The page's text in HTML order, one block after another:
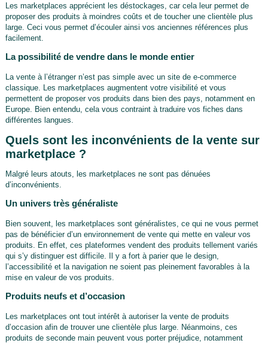
Les marketplaces apprécient les déstockages, car cela leur permet de
proposer des produits à moindres coûts et de toucher une clientèle plus
large. Ceci vous permet d’écouler ainsi vos anciennes références plus
facilement.
La possibilité de vendre dans le monde entier
La vente à l’étranger n’est pas simple avec un site de e-commerce
classique. Les marketplaces augmentent votre visibilité et vous
permettent de proposer vos produits dans bien des pays, notamment en
Europe. Bien entendu, cela vous contraint à traduire vos fiches dans
différentes langues.
Quels sont les inconvénients de la vente sur
marketplace ?
Malgré leurs atouts, les marketplaces ne sont pas dénuées
d’inconvénients.
Un univers très généraliste
Bien souvent, les marketplaces sont généralistes, ce qui ne vous permet
pas de bénéficier d’un environnement de vente qui mette en valeur vos
produits. En effet, ces plateformes vendent des produits tellement variés
qui s’y distinguer est difficile. Il y a fort à parier que le design,
l’accessibilité et la navigation ne soient pas pleinement favorables à la
mise en valeur de vos produits.
Produits neufs et d’occasion
Les marketplaces ont tout intérêt à autoriser la vente de produits
d’occasion afin de trouver une clientèle plus large. Néanmoins, ces
produits de seconde main peuvent vous porter préjudice, notamment